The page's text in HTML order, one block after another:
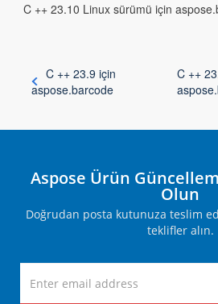
C ++ 23.10 Linux sürümü için
C ++ 23.9 için
aspose.barcode
C ++
Aspose Ürün
Olun
Doğrudan posta kutunuza teslim
teklifler alın.